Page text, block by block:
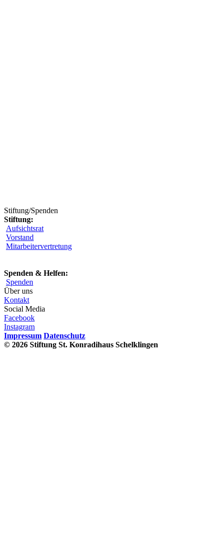
Stiftung/Spenden
Stiftung:
Aufsichtsrat
Vorstand
Mitarbeitervertretung
Spenden & Helfen:
Spenden
Über uns
Kontakt
Social Media
Facebook
Instagram
Impressum Datenschutz
© 2026 Stiftung St. Konradihaus Schelklingen